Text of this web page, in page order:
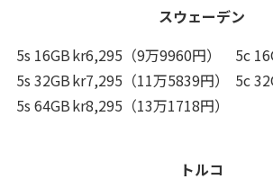
スウェーデン
5s 16GBkr6,295（9万9960円） 5c
5s 32GBkr7,295（11万5839円） 5c
5s 64GBkr8,295（13万1718円）
トルコ